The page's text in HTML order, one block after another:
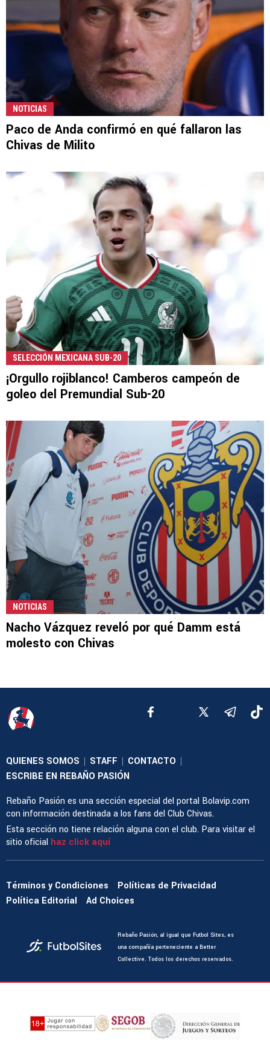
NOTICIAS
Paco de Anda confirmó en qué fallaron las
Chivas de Milito
SELECCIÓN MEXICANA SUB-20
¡Orgullo rojiblanco! Camberos campeón de
goleo del Premundial Sub-20
NOTICIAS
Nacho Vázquez reveló por qué Damm está
molesto con Chivas
QUIENES SOMOS STAFF CONTACTO
ESCRIBE EN REBAÑO PASIÓN
Rebaño Pasión es una sección especial del portal Bolavip.com
con información destinada a los fans del Club Chivas.
Esta sección no tiene relación alguna con el club. Para visitar el
sitio oficial haz click aquí
Términos y Condiciones
Políticas de Privacidad
Política Editorial
Ad Choices
Rebaño Pasión, al igual que Futbol Sites, es
una compañía perteneciente a Better
Collective. Todos los derechos reservados.